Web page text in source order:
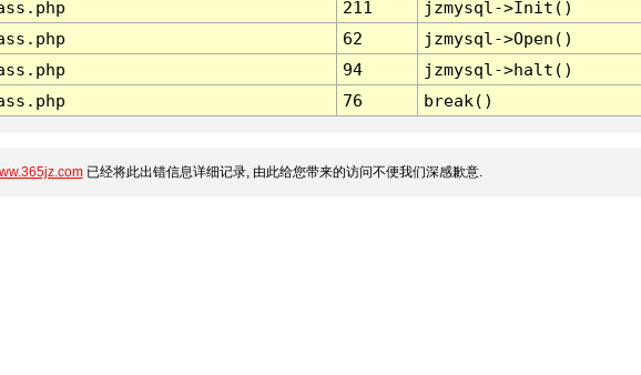
211
jzmysql->Init()
62
jzmysql->Open()
94
jzmysql->halt()
76 break()
已经将此出错信息详细记录, 由此给您带来的访问不便我们深感歉意.